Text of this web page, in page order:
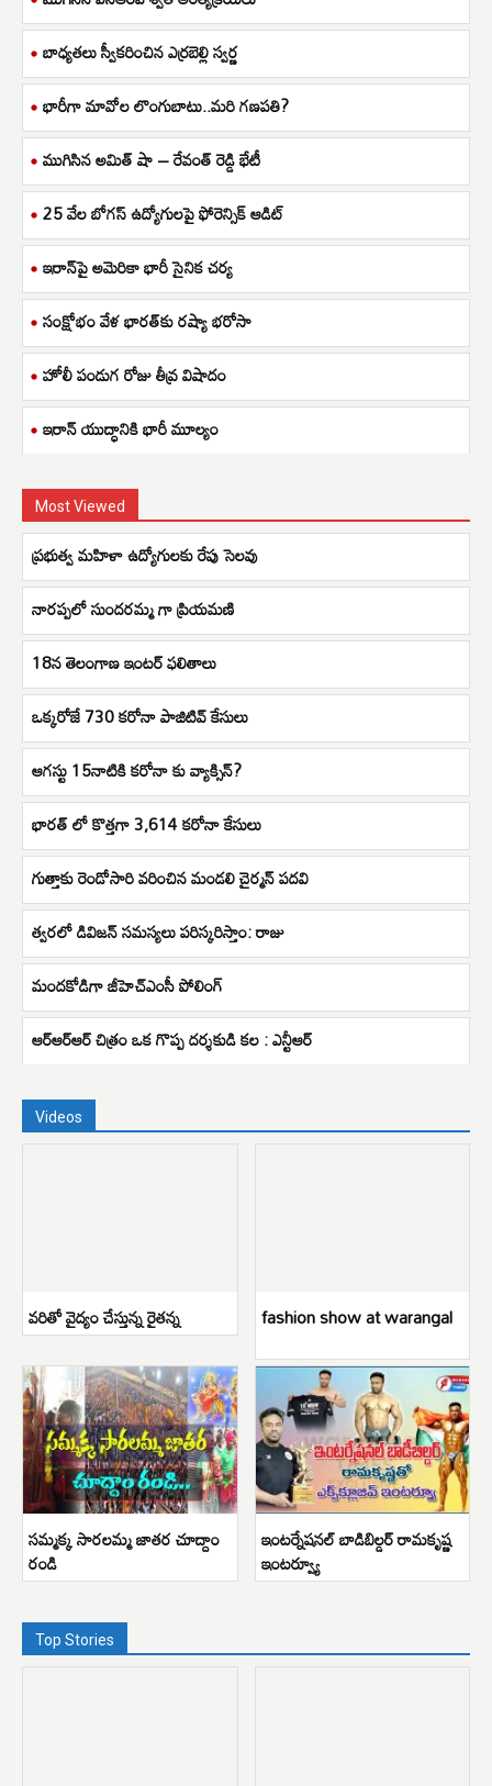
బాధ్యతలు స్వీకరించిన ఎర్రబెల్లి స్వర్ణ
భారీగా మావోల లొంగుబాటు..మరి గణపతి?
ముగిసిన అమిత్ షా – రేవంత్ రెడ్డి భేటీ
25 వేల బోగస్ ఉద్యోగులపై ఫోరెన్సిక్ ఆడిట్
ఇరాన్‌పై అమెరికా భారీ సైనిక చర్య
సంక్షోభం వేళ భారత్‌కు రష్యా భరోసా
హోలీ పండుగ రోజు తీవ్ర విషాదం
ఇరాన్ యుద్ధానికి భారీ మూల్యం
Most Viewed
ప్రభుత్వ మహిళా ఉద్యోగులకు రేపు సెలవు
నారప్పలో సుందరమ్మ గా ప్రియమణి
18న తెలంగాణ ఇంటర్‌ ఫలితాలు
ఒక్కరోజే 730 కరోనా పాజిటివ్‌ కేసులు
ఆగస్టు 15నాటికి కరోనా కు వ్యాక్సిన్?
భారత్ లో కొత్తగా 3,614 కరోనా కేసులు
గుత్తాకు రెండోసారి వరించిన మండలి చైర్మన్ పదవి
త్వరలో డివిజన్ సమస్యలు పరిస్కరిస్తాం: రాజు
మందకోడిగా జీహెచ్ఎంసీ పోలింగ్
ఆర్ఆర్ఆర్ చిత్రం ఒక గొప్ప దర్శకుడి కల : ఎన్టీఆర్
Videos
వరితో వైద్యం చేస్తున్న రైతన్న fashion show at warangal
సమ్మక్క సారలమ్మ జాతర చూద్దాం
రండి
ఇంటర్నేషనల్ బాడిబిల్డర్ రామకృష్ణ
ఇంటర్వ్యూ
Top Stories